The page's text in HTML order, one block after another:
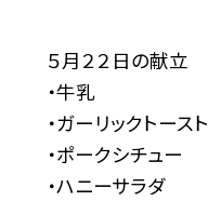
５月２２日の献立
・牛乳
・ガーリックトースト
・ポークシチュー
・ハニーサラダ